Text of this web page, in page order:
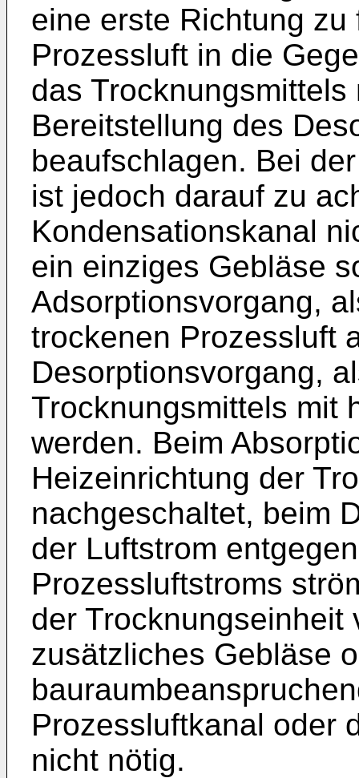
eine erste Richtung
Prozessluft in die
das
Bereitstellung des
beaufschlagen. Bei
ist jedoch darauf zu
Kondensationskanal
ein einziges Gebläse
Adsorptionsvorgang,
trockenen Prozessluft
Desorptionsvorgang,
Trocknungsmittels mit
werden. Beim
Heizeinrichtung der
nachgeschaltet, beim
der Luftstrom
Prozessluftstroms
der Trocknungseinheit
zusätzliches Gebläse
Prozessluftkanal oder
nicht nötig.